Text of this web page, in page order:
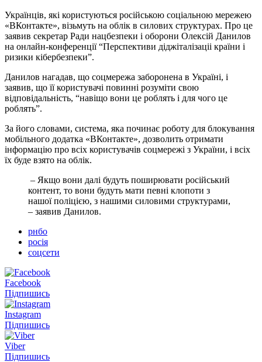
Українців, які користуються російською соціальною мережею
«ВКонтакте», візьмуть на облік в силових структурах. Про це
заявив секретар Ради нацбезпеки і оборони Олексій Данилов
на онлайн-конференції “Перспективи діджіталізаціі країни і
ризики кібербезпеки”.
Данилов нагадав, що соцмережа заборонена в Україні, і
заявив, що її користувачі повинні розуміти свою
відповідальність, “навіщо вони це роблять і для чого це
роблять”.
За його словами, система, яка починає роботу для блокування
мобільного додатка «ВКонтакте», дозволить отримати
інформацію про всіх користувачів соцмережі з України, і всіх
їх буде взято на облік.
– Якщо вони далі будуть поширювати російський
контент, то вони будуть мати певні клопоти з
нашої поліцією, з нашими силовими структурами,
– заявив Данилов.
рнбо
росія
соцсети
Facebook
Підпишись
Instagram
Підпишись
Viber
Підпишись